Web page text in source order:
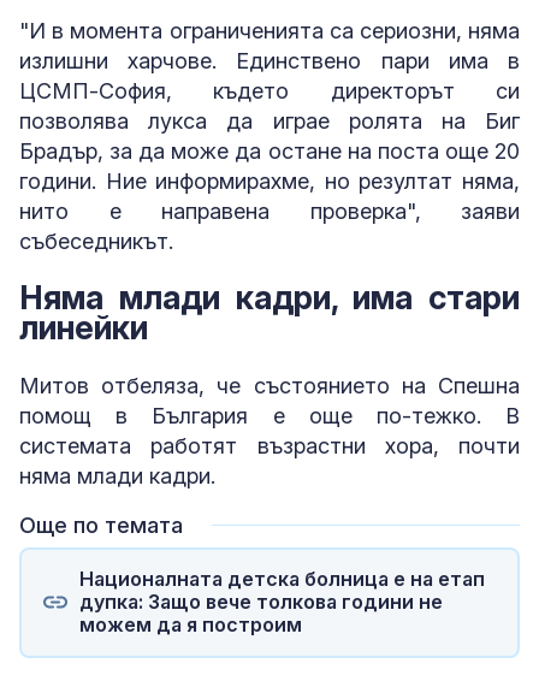
"И в момента ограниченията са сериозни, няма
излишни харчове. Единствено пари има в
ЦСМП-София, където директорът си
позволява лукса да играе ролята на Биг
Брадър, за да може да остане на поста още 20
години. Ние информирахме, но резултат няма,
нито е направена проверка", заяви
събеседникът.
Няма млади кадри, има стари
линейки
Митов отбеляза, че състоянието на Спешна
помощ в България е още по-тежко. В
системата работят възрастни хора, почти
няма млади кадри.
Още по темата
Националната детска болница е на етап
дупка: Защо вече толкова години не
можем да я построим